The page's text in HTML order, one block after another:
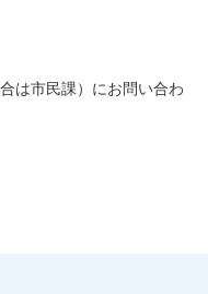
は市民課）にお問い合わ